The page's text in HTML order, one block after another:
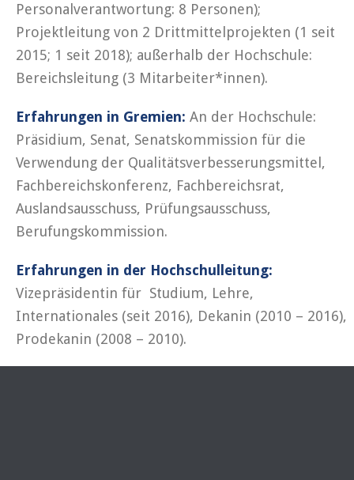
Personalverantwortung: 8 Personen);
Projektleitung von 2 Drittmittelprojekten (1 seit
2015; 1 seit 2018); außerhalb der Hochschule:
Bereichsleitung (3 Mitarbeiter*innen).
Erfahrungen in Gremien: An der Hochschule:
Präsidium, Senat, Senatskommission für die
Verwendung der Qualitätsverbesserungsmittel,
Fachbereichskonferenz, Fachbereichsrat,
Auslandsausschuss, Prüfungsausschuss,
Berufungskommission.
Erfahrungen in der Hochschulleitung:
Vizepräsidentin für Studium, Lehre,
Internationales (seit 2016), Dekanin (2010 – 2016),
Prodekanin (2008 – 2010).